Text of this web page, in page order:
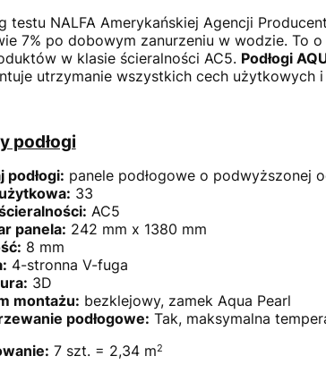
testu NALFA Amerykańskiej Agencji
7% po dobowym zanurzeniu w wodzie. To
w klasie ścieralności AC5. Podłogi
utrzymanie wszystkich cech użytkowych
podłogi
podłogi: panele podłogowe o podwyższonej
33
AC5
panela: 242 mm x 1380 mm
8 mm
4-stronna V-fuga
3D
montażu: bezklejowy, zamek Aqua Pearl
podłogowe: Tak, maksymalna
7 szt. = 2,34 m2